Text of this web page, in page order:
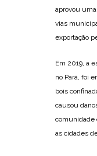
aprovou
vias
exportação
Em 2019, a
no Pará, foi
bois
causou
comunidade
as cidades